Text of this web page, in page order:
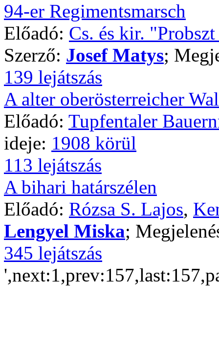
94-er Regimentsmarsch
Előadó: Cs. és kir.
Szerző: Josef Matys;
139 lejátszás
A alter oberösterreicher
Előadó: Tupfentaler
ideje: 1908 körül
113 lejátszás
A bihari határszélen
Előadó: Rózsa S. Lajos,
Lengyel Miska;
345 lejátszás